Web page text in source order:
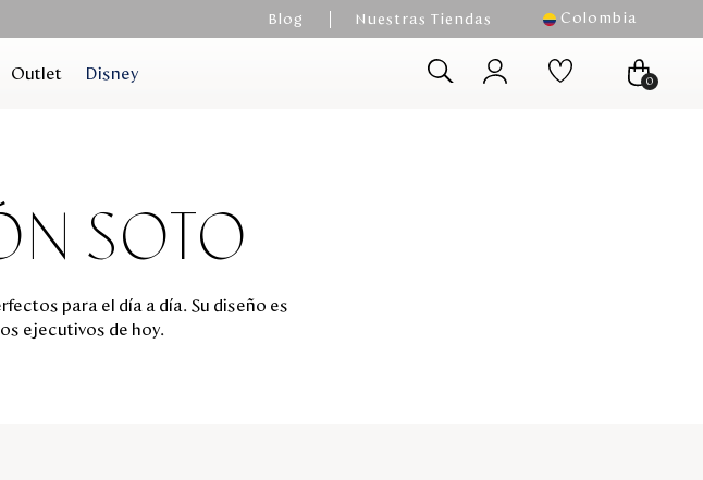
Blog Nuestras Tiendas Colombia
Outlet Disney 0
SOTO
para el día a día. Su diseño es
ejecutivos de hoy.